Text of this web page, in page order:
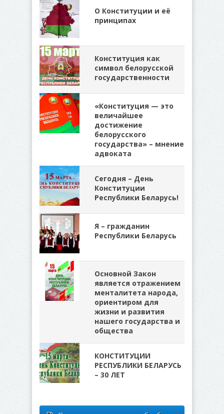
О Конституции и её
принципах
Конституция как
символ белорусской
государственности
«Конституция — это
величайшее
достижение
белорусского
государства» – мнение
адвоката
Сегодня – День
Конституции
Республики Беларусь!
Я – гражданин
Республики Беларусь
Основной Закон
является отражением
менталитета народа,
ориентиром для
жизни и развития
нашего государства и
общества
КОНСТИТУЦИИ
РЕСПУБЛИКИ БЕЛАРУСЬ
– 30 ЛЕТ